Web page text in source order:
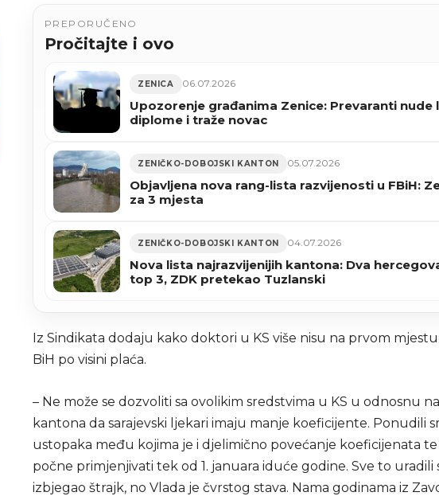
PREPORUČENO
Pročitajte i ovo
ZENICA 06.07.2026
Upozorenje građanima Zenice: Prevaranti nude
diplome i traže novac
ZENIČKO-DOBOJSKI KANTON 05.07.2026
Objavljena nova rang-lista razvijenosti u FBiH:
za 3 mjesta
ZENIČKO-DOBOJSKI KANTON 04.07.2026
Nova lista najrazvijenijih kantona: Dva
top 3, ZDK pretekao Tuzlanski
Iz Sindikata dodaju kako doktori u KS više nisu na prvom
BiH po visini plaća.
– Ne može se dozvoliti sa ovolikim sredstvima u KS u odnosnu
kantona da sarajevski ljekari imaju manje koeficijente. Ponudili
ustopaka među kojima je i djelimično povećanje koeficijenata te
počne primjenjivati tek od 1. januara iduće godine. Sve to uradili
izbjegao štrajk, no Vlada je čvrstog stava. Nama godinama iz